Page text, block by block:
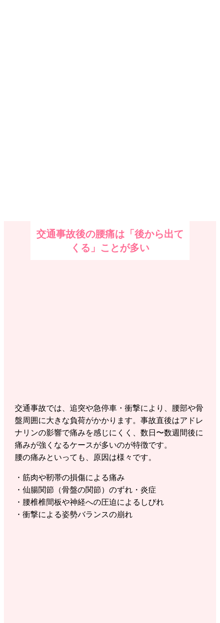
交通事故後の腰痛は「後から出て
くる」ことが多い
交通事故では、追突や急停車・衝撃により、腰部や骨
盤周囲に大きな負荷がかかります。事故直後はアドレ
ナリンの影響で痛みを感じにくく、数日〜数週間後に
痛みが強くなるケースが多いのが特徴です。
腰の痛みといっても、原因は様々です。
・筋肉や靭帯の損傷による痛み
・仙腸関節（骨盤の関節）のずれ・炎症
・腰椎椎間板や神経への圧迫によるしびれ
・衝撃による姿勢バランスの崩れ